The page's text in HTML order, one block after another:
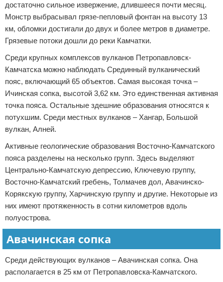
достаточно сильное извержение, длившееся почти месяц.
Монстр выбрасывал грязе-пепловый фонтан на высоту 13
км, обломки достигали до двух и более метров в диаметре.
Грязевые потоки дошли до реки Камчатки.
Среди крупных комплексов вулканов Петропавловск-
Камчатска можно наблюдать Срединный вулканический
пояс, включающий 65 объектов. Самая высокая точка –
Ичинская сопка, высотой 3,62 км. Это единственная активная
точка пояса. Остальные здешние образования относятся к
потухшим. Среди местных вулканов – Хангар, Большой
вулкан, Алней.
Активные геологические образования Восточно-Камчатского
пояса разделены на несколько групп. Здесь выделяют
Центрально-Камчатскую депрессию, Ключевую группу,
Восточно-Камчатский гребень, Толмачев дол, Авачинско-
Корякскую группу, Харчинскую группу и другие. Некоторые из
них имеют протяженность в сотни километров вдоль
полуострова.
Авачинская сопка
Среди действующих вулканов – Авачинская сопка. Она
располагается в 25 км от Петропавловска-Камчатского.